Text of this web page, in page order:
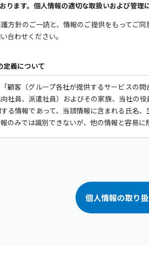
ります。個人情報の適切な取扱いおよび管
方針のご一読と、情報のご提供をもってご
合わせください。
定義について
顧客（グループ各社が提供するサービスの
社員、派遣社員）およびその家族、当社の
る情報であって、当該情報に含まれる氏名
のみでは識別できないが、他の情報と容易
アクセス、個人情報の紛失、破壊、改ざん
程やマニュアルを設け、常に個人データの
個人情報の取り